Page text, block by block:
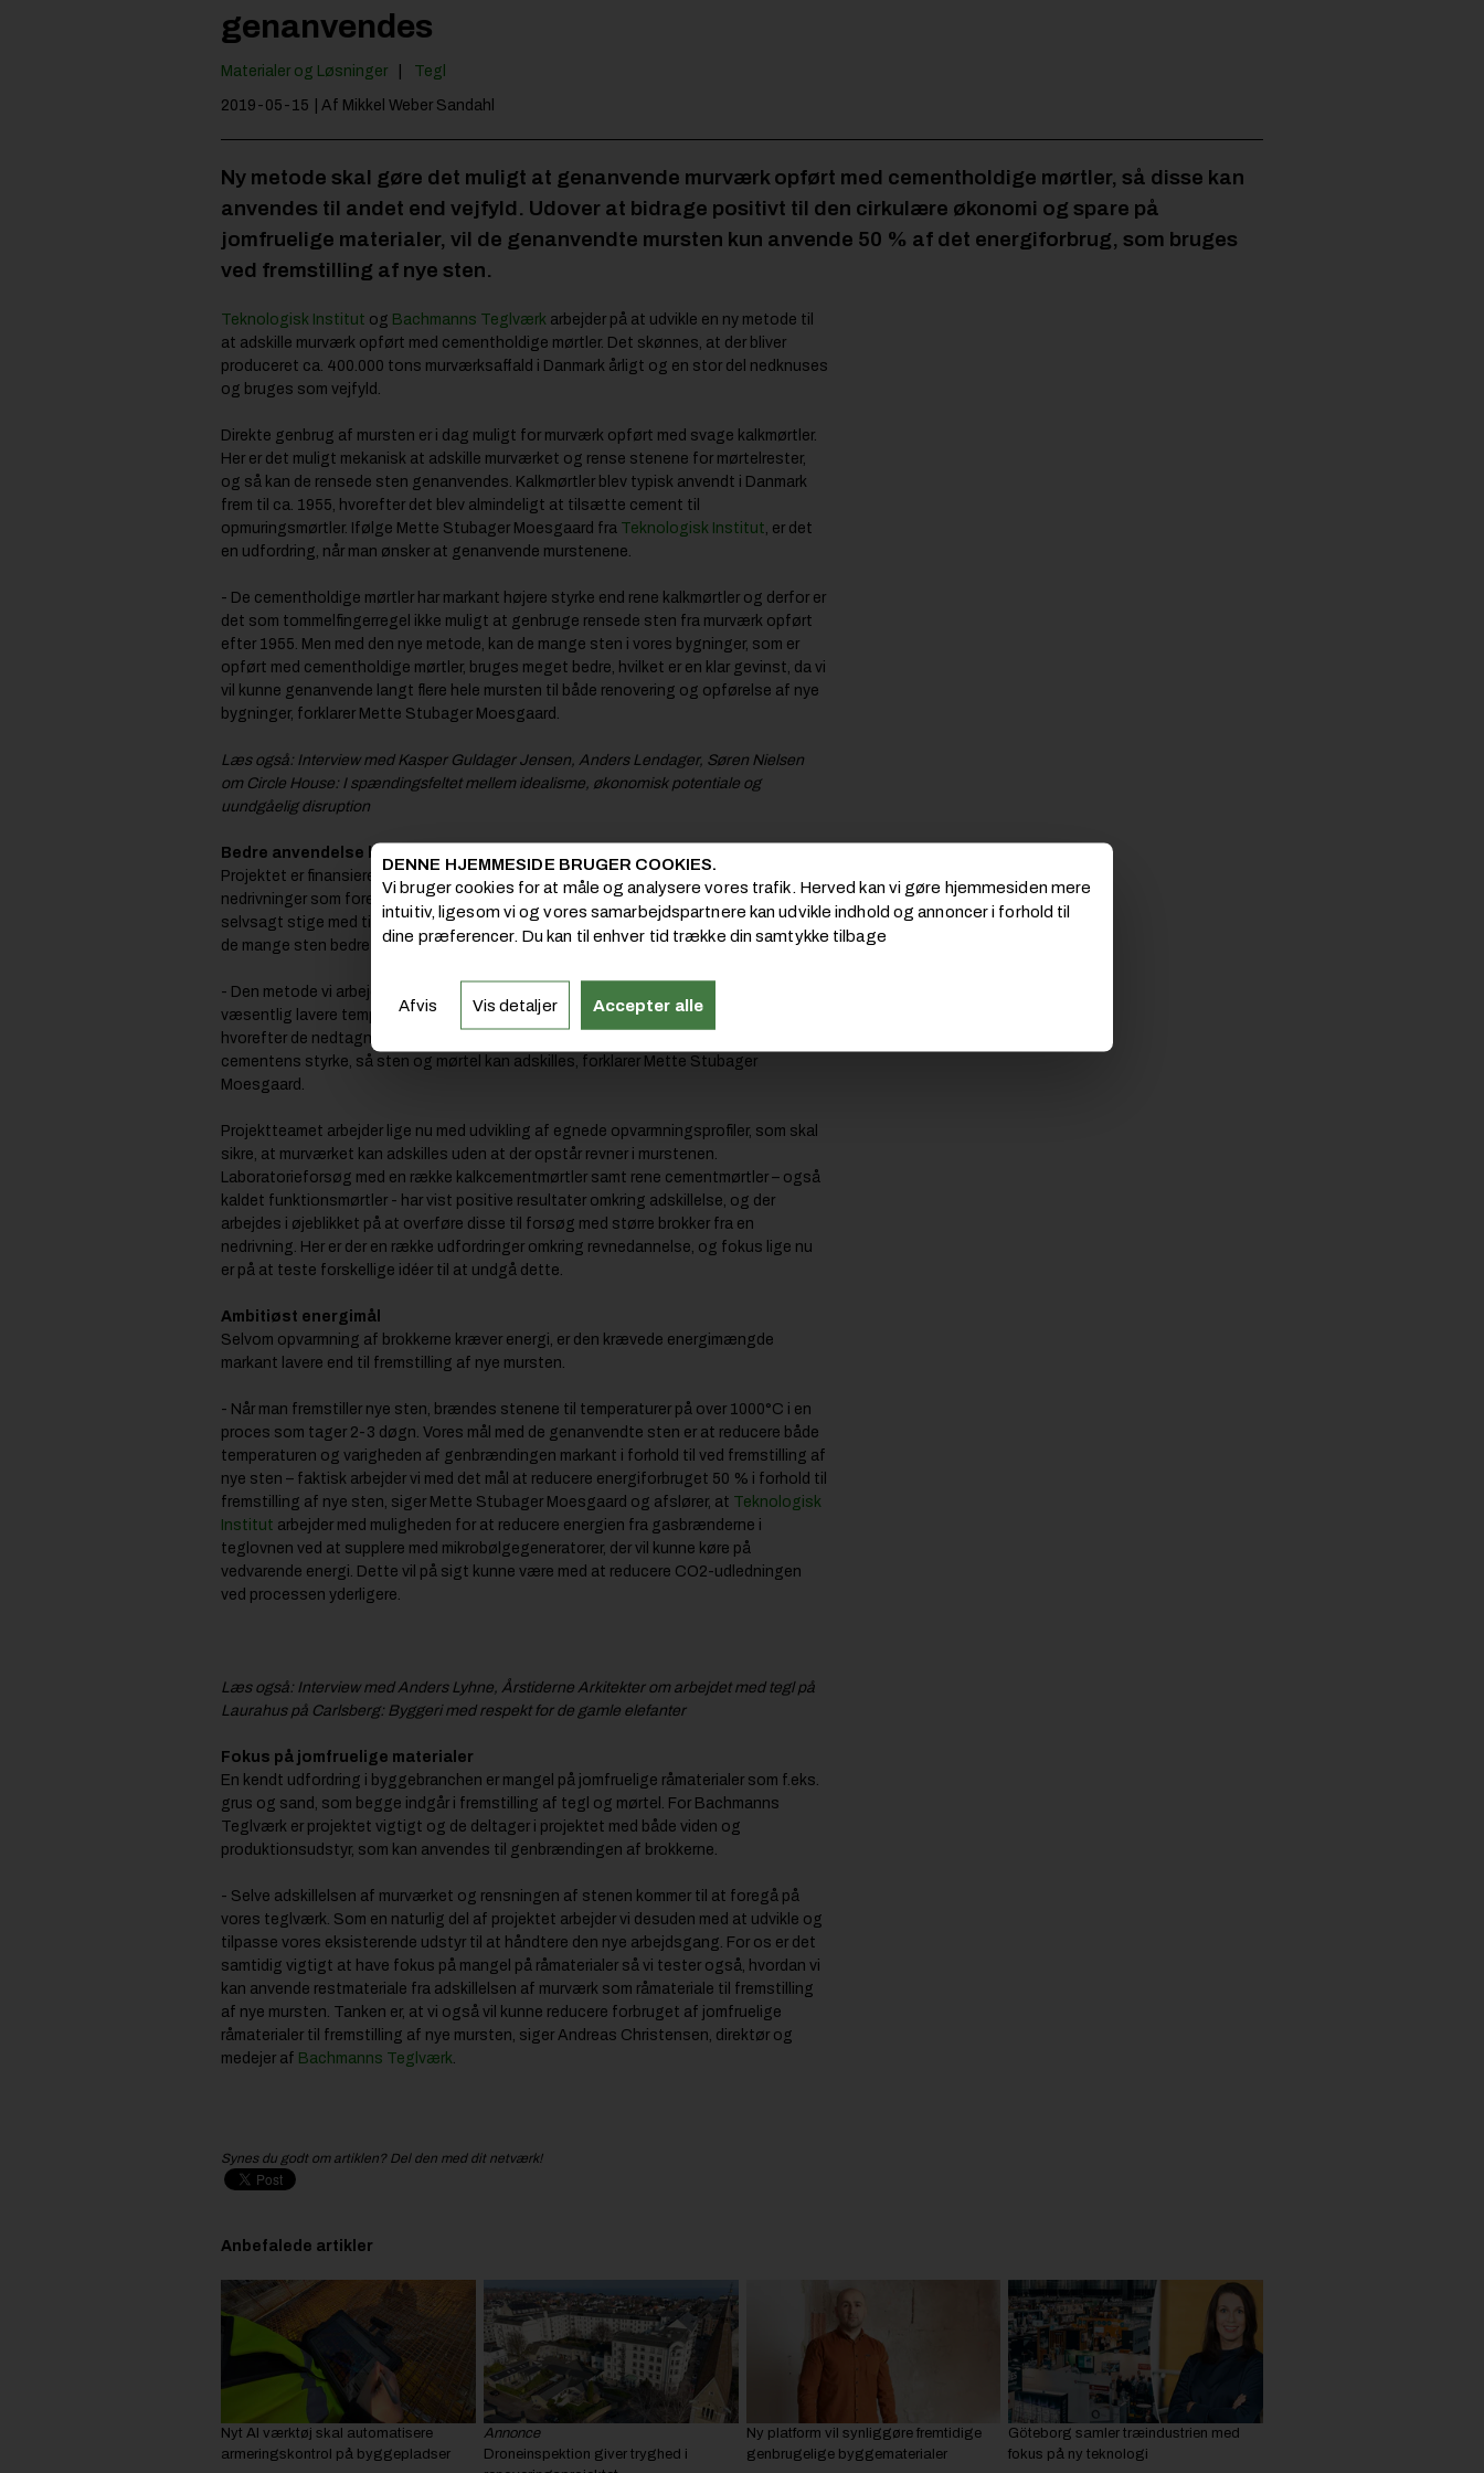
genanvendes
Materialer og Løsninger Tegl
2019-05-15 | Af Mikkel Weber Sandahl
Ny metode skal gøre det muligt at genanvende murværk opført med cementholdige mørtler, så disse kan
anvendes til andet end vejfyld. Udover at bidrage positivt til den cirkulære økonomi og spare på
jomfruelige materialer, vil de genanvendte mursten kun anvende 50 % af det energiforbrug, som bruges
ved fremstilling af nye sten.
Teknologisk Institut og Bachmanns Teglværk arbejder på at udvikle en ny metode til
at adskille murværk opført med cementholdige mørtler. Det skønnes, at der bliver
produceret ca. 400.000 tons murværksaffald i Danmark årligt og en stor del nedknuses
og bruges som vejfyld.
Direkte genbrug af mursten er i dag muligt for murværk opført med svage kalkmørtler.
Her er det muligt mekanisk at adskille murværket og rense stenene for mørtelrester,
og så kan de rensede sten genanvendes. Kalkmørtler blev typisk anvendt i Danmark
frem til ca. 1955, hvorefter det blev almindeligt at tilsætte cement til
opmuringsmørtler. Ifølge Mette Stubager Moesgaard fra Teknologisk Institut, er det
en udfordring, når man ønsker at genanvende murstenene.
- De cementholdige mørtler har markant højere styrke end rene kalkmørtler og derfor er
det som tommelfingerregel ikke muligt at genbruge rensede sten fra murværk opført
efter 1955. Men med den nye metode, kan de mange sten i vores bygninger, som er
opført med cementholdige mørtler, bruges meget bedre, hvilket er en klar gevinst, da vi
vil kunne genanvende langt flere hele mursten til både renovering og opførelse af nye
bygninger, forklarer Mette Stubager Moesgaard.
Læs også: Interview med Kasper Guldager Jensen, Anders Lendager, Søren Nielsen
om Circle House: I spændingsfeltet mellem idealisme, økonomisk potentiale og
uundgåelig disruption
Bedre anvendelse både nu og fremadrettet
Projektet er finansieret af
, som skønner at ca. halvdelen af de
nedrivninger som foretages i dag, er bygninger opført efter 1955 og andelen vil
selvsagt stige med tiden. Derfor er det vigtigt, at der findes en løsning på at anvende
de mange sten bedre end i dag.
- Den metode vi arbejder på i projektet udnytter, at hærdet cement nedbrydes ved
væsentlig lavere temperaturer end kalk. Idéen er, at murværket nedrives nænsomt,
hvorefter de nedtagne murværksbrokker opvarmes. Det fører til nedbrydning af
cementens styrke, så sten og mørtel kan adskilles, forklarer Mette Stubager
Moesgaard.
Projektteamet arbejder lige nu med udvikling af egnede opvarmningsprofiler, som skal
sikre, at murværket kan adskilles uden at der opstår revner i murstenen.
Laboratorieforsøg med en række kalkcementmørtler samt rene cementmørtler – også
kaldet funktionsmørtler - har vist positive resultater omkring adskillelse, og der
arbejdes i øjeblikket på at overføre disse til forsøg med større brokker fra en
nedrivning. Her er der en række udfordringer omkring revnedannelse, og fokus lige nu
er på at teste forskellige idéer til at undgå dette.
Ambitiøst energimål
Selvom opvarmning af brokkerne kræver energi, er den krævede energimængde
markant lavere end til fremstilling af nye mursten.
- Når man fremstiller nye sten, brændes stenene til temperaturer på over 1000°C i en
proces som tager 2-3 døgn. Vores mål med de genanvendte sten er at reducere både
temperaturen og varigheden af genbrændingen markant i forhold til ved fremstilling af
nye sten – faktisk arbejder vi med det mål at reducere energiforbruget 50 % i forhold til
fremstilling af nye sten, siger Mette Stubager Moesgaard og afslører, at Teknologisk
Institut arbejder med muligheden for at reducere energien fra gasbrænderne i
teglovnen ved at supplere med mikrobølgegeneratorer, der vil kunne køre på
vedvarende energi. Dette vil på sigt kunne være med at reducere CO2-udledningen
ved processen yderligere.
Læs også: Interview med Anders Lyhne, Årstiderne Arkitekter om arbejdet med tegl på
Laurahus på Carlsberg: Byggeri med respekt for de gamle elefanter
Fokus på jomfruelige materialer
En kendt udfordring i byggebranchen er mangel på jomfruelige råmaterialer som f.eks.
grus og sand, som begge indgår i fremstilling af tegl og mørtel. For Bachmanns
Teglværk er projektet vigtigt og de deltager i projektet med både viden og
produktionsudstyr, som kan anvendes til genbrændingen af brokkerne.
- Selve adskillelsen af murværket og rensningen af stenen kommer til at foregå på
vores teglværk. Som en naturlig del af projektet arbejder vi desuden med at udvikle og
tilpasse vores eksisterende udstyr til at håndtere den nye arbejdsgang. For os er det
samtidig vigtigt at have fokus på mangel på råmaterialer så vi tester også, hvordan vi
kan anvende restmateriale fra adskillelsen af murværk som råmateriale til fremstilling
af nye mursten. Tanken er, at vi også vil kunne reducere forbruget af jomfruelige
råmaterialer til fremstilling af nye mursten, siger Andreas Christensen, direktør og
medejer af Bachmanns Teglværk.
Synes du godt om artiklen? Del den med dit netværk!
Anbefalede artikler
Nyt AI værktøj skal automatisere
armeringskontrol på byggepladser
Annonce
Droneinspektion giver tryghed i
Ny platform vil synliggøre fremtidige
genbrugelige byggematerialer
Göteborg samler træindustrien med
fokus på ny teknologi
DENNE HJEMMESIDE BRUGER COOKIES.
Vi bruger cookies for at måle og analysere vores trafik. Herved kan vi gøre hjemmesiden mere
intuitiv, ligesom vi og vores samarbejdspartnere kan udvikle indhold og annoncer i forhold til
dine præferencer. Du kan til enhver tid trække din samtykke tilbage
Afvis Vis detaljer Accepter alle